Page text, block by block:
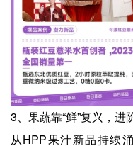
3、果蔬靠“鲜”复兴，进
从HPP果汁新品持续